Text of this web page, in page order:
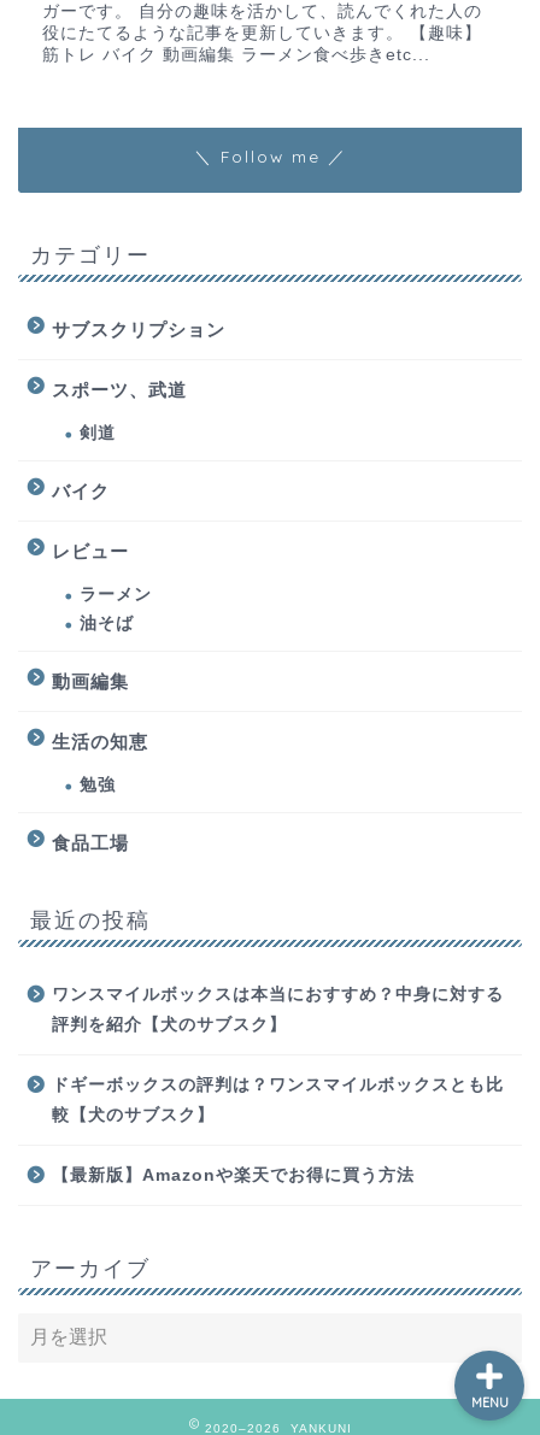
ガーです。 自分の趣味を活かして、読んでくれた人の
役にたてるような記事を更新していきます。 【趣味】
筋トレ バイク 動画編集 ラーメン食べ歩きetc...
＼ Follow me ／
カテゴリー
サブスクリプション
スポーツ、武道
剣道
バイク
レビュー
ラーメン
油そば
動画編集
生活の知恵
勉強
食品工場
最近の投稿
ワンスマイルボックスは本当におすすめ？中身に対する
評判を紹介【犬のサブスク】
ドギーボックスの評判は？ワンスマイルボックスとも比
較【犬のサブスク】
【最新版】Amazonや楽天でお得に買う方法
アーカイブ
2020–2026 YANKUNI
MENU